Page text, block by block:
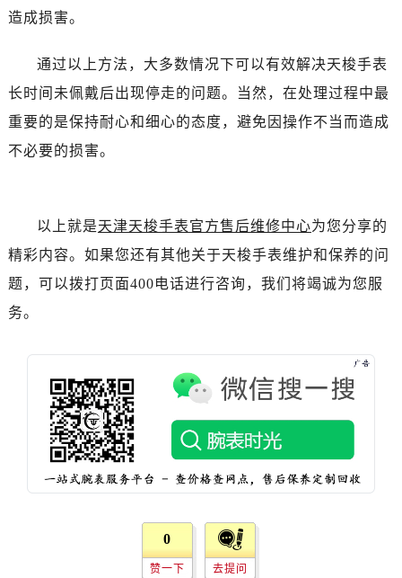
造成损害。
通过以上方法，大多数情况下可以有效解决天梭手表
长时间未佩戴后出现停走的问题。当然，在处理过程中最
重要的是保持耐心和细心的态度，避免因操作不当而造成
不必要的损害。
以上就是天津天梭手表官方售后维修中心为您分享的
精彩内容。如果您还有其他关于天梭手表维护和保养的问
题，可以拨打页面400电话进行咨询，我们将竭诚为您服
务。
0
赞一下 去提问